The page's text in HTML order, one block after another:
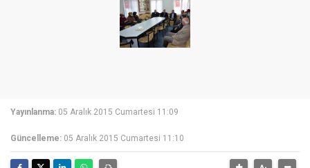
Yayınlanma: 05 Aralık 2015 Cumartesi 11:09
Güncelleme: 05 Aralık 2015 Cumartesi 11:10